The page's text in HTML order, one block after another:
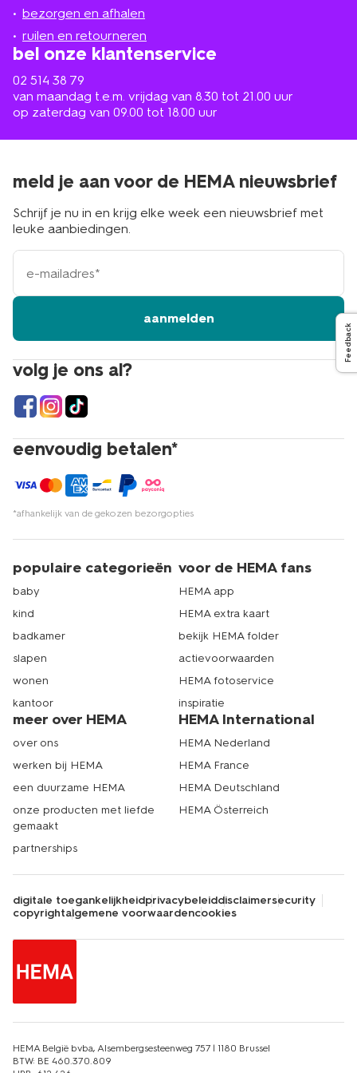
bezorgen en afhalen
ruilen en retourneren
bel onze klantenservice
02 514 38 79
van maandag t.e.m. vrijdag van 8.30 tot 21.00 uur
op zaterdag van 09.00 tot 18.00 uur
de
buurt
volg je ons al?
eenvoudig betalen*
*afhankelijk van de gekozen bezorgopties
meld je aan voor de HEMA nieuwsbrief
Schrijf je nu in en krijg elke week een nieuwsbrief met
leuke aanbiedingen.
e-
mailadres
aanmelden
populaire categorieën
baby
kind
badkamer
slapen
wonen
kantoor
voor de HEMA fans
HEMA app
HEMA extra kaart
bekijk HEMA folder
actievoorwaarden
HEMA fotoservice
inspiratie
meer over HEMA
over ons
werken bij HEMA
een duurzame HEMA
onze producten met liefde
gemaakt
partnerships
HEMA International
HEMA Nederland
HEMA France
HEMA Deutschland
HEMA Österreich
digitale toegankelijkheidprivacybeleiddisclaimersecurity
copyrightalgemene voorwaardencookies
HEMA België bvba, Alsembergsesteenweg 757 | 1180 Brussel
BTW: BE 460.370.809
Feedback